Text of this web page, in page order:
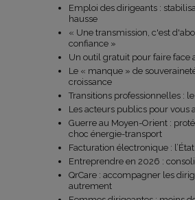
Emploi des dirigeants :
hausse
« Une transmission, c'est
confiance »
Un outil gratuit pour faire face
Le « manque » de
croissance
Transitions professionnelles :
Les acteurs publics pour vous
Guerre au Moyen-Orient :
choc énergie-transport
Facturation électronique :
Entreprendre en 2026 :
QrCare : accompagner les
autrement